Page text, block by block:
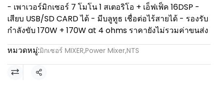
- เพาเวอร์มิกเซอร์ 7 โมโน 1 สเตอริโอ + เอ็ฟเฟ็ค 16DSP -
เสียบ USB/SD CARD ได้ - มีบลูทูธ เชื่อต่อไร้สายได้ - รองรับ
กำลังขับ 170W + 170W at 4 ohms ราคายังไม่รวมค่าขนส่ง
หมวดหมู่:มิกเซอร์ MIXER,Power Mixer,NTS
แชร์